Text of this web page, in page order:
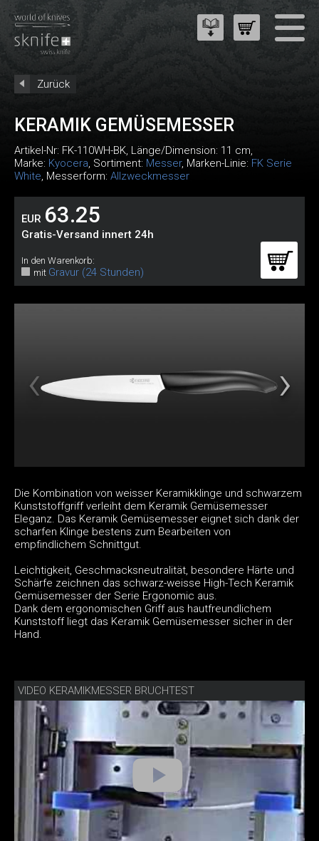
Zurück
KERAMIK GEMÜSEMESSER
Artikel-Nr: FK-110WH-BK, Länge/Dimension: 11 cm,
Marke: Kyocera, Sortiment: Messer, Marken-Linie: FK Serie
White, Messerform: Allzweckmesser
EUR 63.25
Gratis-Versand innert 24h
In den Warenkorb:
mit Gravur (24 Stunden)
Die Kombination von weisser Keramikklinge und schwarzem
Kunststoffgriff verleiht dem Keramik Gemüsemesser
Eleganz. Das Keramik Gemüsemesser eignet sich dank der
scharfen Klinge bestens zum Bearbeiten von
empfindlichem Schnittgut.
Leichtigkeit, Geschmacksneutralität, besondere Härte und
Schärfe zeichnen das schwarz-weisse High-Tech Keramik
Gemüsemesser der Serie Ergonomic aus.
Dank dem ergonomischen Griff aus hautfreundlichem
Kunststoff liegt das Keramik Gemüsemesser sicher in der
Hand.
VIDEO KERAMIKMESSER BRUCHTEST